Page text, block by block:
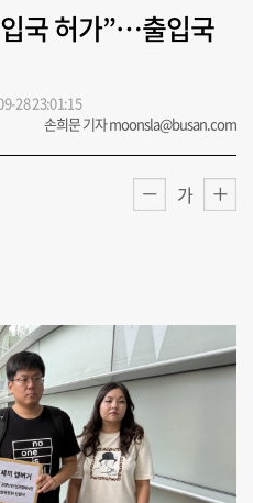
국 허가”…출입국
28 23:01:15
손희문 기자 moonsla@busan.com
가